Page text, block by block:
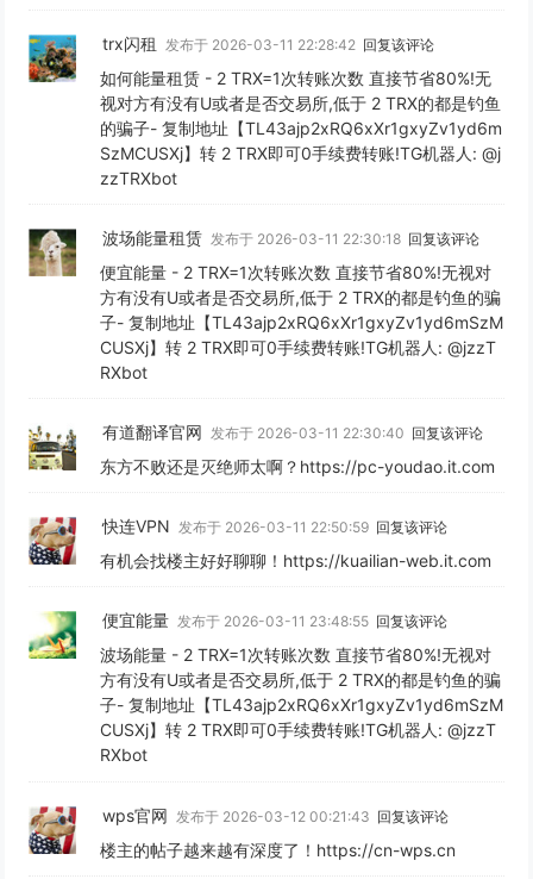
trx闪租 发布于 2026-03-11 22:28:42 回复该评论
如何能量租赁 - 2 TRX=1次转账次数 直接节省80%!无
视对方有没有U或者是否交易所,低于 2 TRX的都是钓鱼
的骗子- 复制地址【TL43ajp2xRQ6xXr1gxyZv1yd6m
SzMCUSXj】转 2 TRX即可0手续费转账!TG机器人: @j
zzTRXbot
波场能量租赁 发布于 2026-03-11 22:30:18 回复该评论
便宜能量 - 2 TRX=1次转账次数 直接节省80%!无视对
方有没有U或者是否交易所,低于 2 TRX的都是钓鱼的骗
子- 复制地址【TL43ajp2xRQ6xXr1gxyZv1yd6mSzM
CUSXj】转 2 TRX即可0手续费转账!TG机器人: @jzzT
RXbot
有道翻译官网 发布于 2026-03-11 22:30:40 回复该评论
东方不败还是灭绝师太啊？https://pc-youdao.it.com
快连VPN 发布于 2026-03-11 22:50:59 回复该评论
有机会找楼主好好聊聊！https://kuailian-web.it.com
便宜能量 发布于 2026-03-11 23:48:55 回复该评论
波场能量 - 2 TRX=1次转账次数 直接节省80%!无视对
方有没有U或者是否交易所,低于 2 TRX的都是钓鱼的骗
子- 复制地址【TL43ajp2xRQ6xXr1gxyZv1yd6mSzM
CUSXj】转 2 TRX即可0手续费转账!TG机器人: @jzzT
RXbot
wps官网 发布于 2026-03-12 00:21:43 回复该评论
楼主的帖子越来越有深度了！https://cn-wps.cn